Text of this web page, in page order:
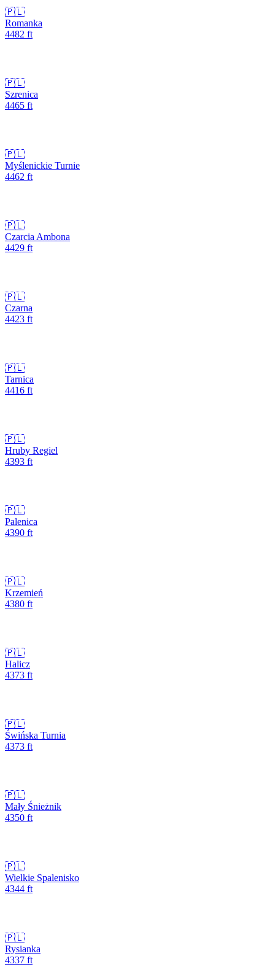
🇵🇱
Romanka
4482 ft
🇵🇱
Szrenica
4465 ft
🇵🇱
Myślenickie Turnie
4462 ft
🇵🇱
Czarcia Ambona
4429 ft
🇵🇱
Czarna
4423 ft
🇵🇱
Tarnica
4416 ft
🇵🇱
Hruby Regiel
4393 ft
🇵🇱
Palenica
4390 ft
🇵🇱
Krzemień
4380 ft
🇵🇱
Halicz
4373 ft
🇵🇱
Świńska Turnia
4373 ft
🇵🇱
Mały Śnieżnik
4350 ft
🇵🇱
Wielkie Spalenisko
4344 ft
🇵🇱
Rysianka
4337 ft